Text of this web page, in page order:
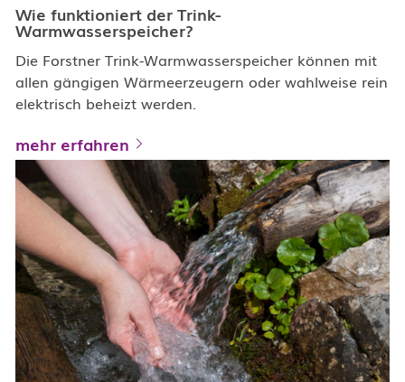
Wie funktioniert der Trink-
Warmwasserspeicher?
Die Forstner Trink-Warmwasserspeicher können mit
allen gängigen Wärmeerzeugern oder wahlweise rein
elektrisch beheizt werden.
mehr erfahren